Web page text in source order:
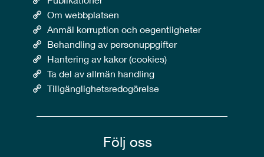
Om webbplatsen
Anmäl korruption och oegentligheter
Behandling av personuppgifter
Hantering av kakor (cookies)
Ta del av allmän handling
Tillgänglighetsredogörelse
Följ oss